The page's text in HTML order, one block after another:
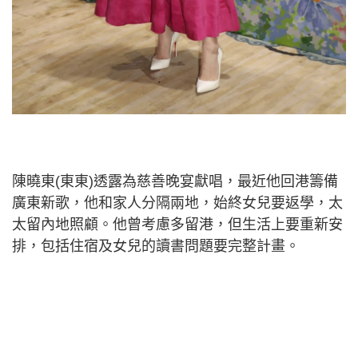
陳曉東(東東)透露為慈善晚宴獻唱，最近他回港籌備
廣東新歌，他和家人分隔兩地，始終女兒要返學，太
太留內地照顧。他曾考慮多留港，但生活上要重新安
排，包括住宿及女兒的讀書問題要完整計畫。